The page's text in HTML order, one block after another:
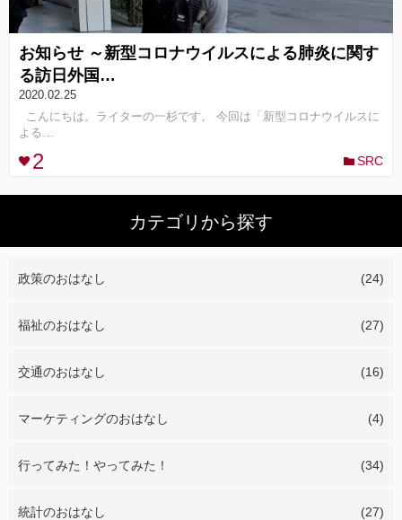
お知らせ ～新型コロナウイルスによる肺炎に関す
る訪日外国…
2020.02.25
こんにちは。ライターの一杉です。 今回は「新型コロナウイルスに
よる…
2 SRC
カテゴリから探す
政策のおはなし (24)
福祉のおはなし (27)
交通のおはなし (16)
マーケティングのおはなし (4)
行ってみた！やってみた！ (34)
統計のおはなし (27)